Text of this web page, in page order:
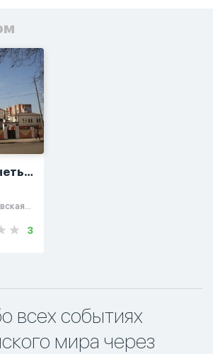
3
всех событиях
мира через